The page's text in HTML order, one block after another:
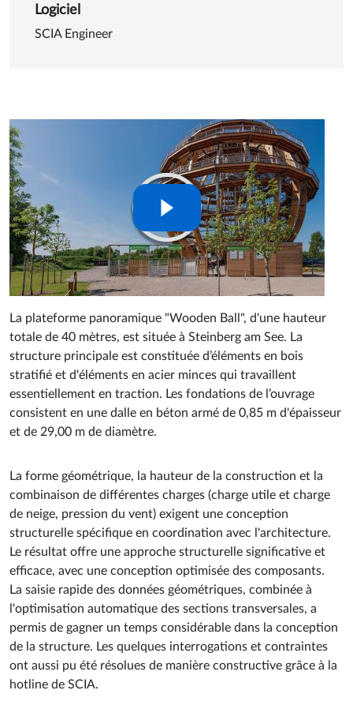
Logiciel
SCIA Engineer
La plateforme panoramique "Wooden Ball", d'une hauteur
totale de 40 mètres, est située à Steinberg am See. La
structure principale est constituée d’éléments en bois
stratifié et d'éléments en acier minces qui travaillent
essentiellement en traction. Les fondations de l’ouvrage
consistent en une dalle en béton armé de 0,85 m d'épaisseur
et de 29,00 m de diamètre.
La forme géométrique, la hauteur de la construction et la
combinaison de différentes charges (charge utile et charge
de neige, pression du vent) exigent une conception
structurelle spécifique en coordination avec l'architecture.
Le résultat offre une approche structurelle significative et
efficace, avec une conception optimisée des composants.
La saisie rapide des données géométriques, combinée à
l'optimisation automatique des sections transversales, a
permis de gagner un temps considérable dans la conception
de la structure. Les quelques interrogations et contraintes
ont aussi pu été résolues de manière constructive grâce à la
hotline de SCIA.